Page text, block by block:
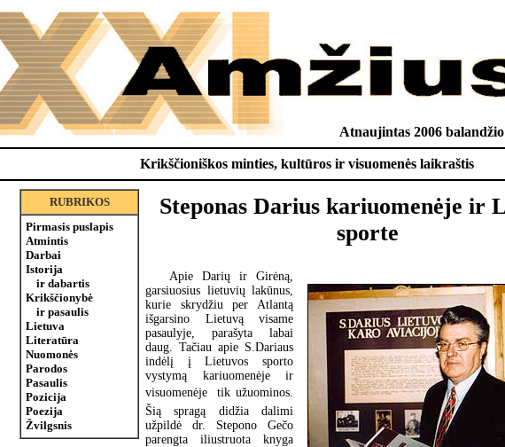
Atnaujintas 2006
Krikščioniškos minties, kultūros ir visuomenės laikraštis
RUBRIKOS
Pirmasis puslapis
Atmintis
Darbai
Istorija
ir dabartis
Krikščionybė
ir pasaulis
Lietuva
Literatūra
Nuomonės
Parodos
Pasaulis
Pozicija
Poezija
Žvilgsnis
Steponas Darius kariuomenėje ir
sporte
Apie Darių ir Girėną,
garsiuosius lietuvių lakūnus,
kurie skrydžiu per Atlantą
išgarsino Lietuvą visame
pasaulyje, parašyta labai
daug. Tačiau apie S.Dariaus
indėlį į Lietuvos sporto
vystymą kariuomenėje ir
visuomenėje  tik užuominos.
Šią spragą didžia dalimi
užpildė dr. Stepono Gečo
parengta iliustruota knyga